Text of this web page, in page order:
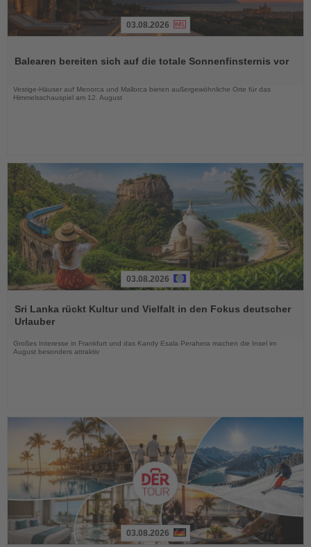
die
03.08.2026
Balearen bereiten sich auf die totale Sonnenfinsternis vor
Vestige-Häuser auf Menorca und Mallorca bieten außergewöhnliche Orte für das
Himmelsschauspiel am 12. August
Sie
die
03.08.2026
Sri Lanka rückt Kultur und Vielfalt in den Fokus deutscher
Urlauber
Großes Interesse in Frankfurt und das Kandy Esala Perahera machen die Insel im
August besonders attraktiv
03.08.2026